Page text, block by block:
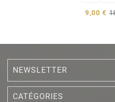
9,00 €
NEWSLETTER
CATÉGORIES